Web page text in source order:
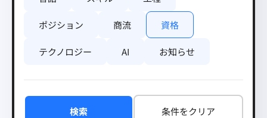
ポジション 商流 資格
テクノロジー AI お知らせ
検索 条件をクリア